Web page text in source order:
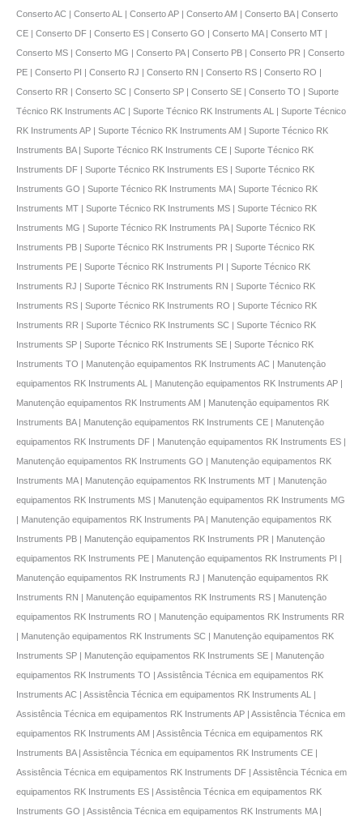
Conserto AC | Conserto AL | Conserto AP | Conserto AM | Conserto BA | Conserto
CE | Conserto DF | Conserto ES | Conserto GO | Conserto MA | Conserto MT |
Conserto MS | Conserto MG | Conserto PA | Conserto PB | Conserto PR | Conserto
PE | Conserto PI | Conserto RJ | Conserto RN | Conserto RS | Conserto RO |
Conserto RR | Conserto SC | Conserto SP | Conserto SE | Conserto TO | Suporte
Técnico RK Instruments AC | Suporte Técnico RK Instruments AL | Suporte Técnico
RK Instruments AP | Suporte Técnico RK Instruments AM | Suporte Técnico RK
Instruments BA | Suporte Técnico RK Instruments CE | Suporte Técnico RK
Instruments DF | Suporte Técnico RK Instruments ES | Suporte Técnico RK
Instruments GO | Suporte Técnico RK Instruments MA | Suporte Técnico RK
Instruments MT | Suporte Técnico RK Instruments MS | Suporte Técnico RK
Instruments MG | Suporte Técnico RK Instruments PA | Suporte Técnico RK
Instruments PB | Suporte Técnico RK Instruments PR | Suporte Técnico RK
Instruments PE | Suporte Técnico RK Instruments PI | Suporte Técnico RK
Instruments RJ | Suporte Técnico RK Instruments RN | Suporte Técnico RK
Instruments RS | Suporte Técnico RK Instruments RO | Suporte Técnico RK
Instruments RR | Suporte Técnico RK Instruments SC | Suporte Técnico RK
Instruments SP | Suporte Técnico RK Instruments SE | Suporte Técnico RK
Instruments TO | Manutençāo equipamentos RK Instruments AC | Manutençāo
equipamentos RK Instruments AL | Manutençāo equipamentos RK Instruments AP |
Manutençāo equipamentos RK Instruments AM | Manutençāo equipamentos RK
Instruments BA | Manutençāo equipamentos RK Instruments CE | Manutençāo
equipamentos RK Instruments DF | Manutençāo equipamentos RK Instruments ES |
Manutençāo equipamentos RK Instruments GO | Manutençāo equipamentos RK
Instruments MA | Manutençāo equipamentos RK Instruments MT | Manutençāo
equipamentos RK Instruments MS | Manutençāo equipamentos RK Instruments MG
| Manutençāo equipamentos RK Instruments PA | Manutençāo equipamentos RK
Instruments PB | Manutençāo equipamentos RK Instruments PR | Manutençāo
equipamentos RK Instruments PE | Manutençāo equipamentos RK Instruments PI |
Manutençāo equipamentos RK Instruments RJ | Manutençāo equipamentos RK
Instruments RN | Manutençāo equipamentos RK Instruments RS | Manutençāo
equipamentos RK Instruments RO | Manutençāo equipamentos RK Instruments RR
| Manutençāo equipamentos RK Instruments SC | Manutençāo equipamentos RK
Instruments SP | Manutençāo equipamentos RK Instruments SE | Manutençāo
equipamentos RK Instruments TO | Assistência Técnica em equipamentos RK
Instruments AC | Assistência Técnica em equipamentos RK Instruments AL |
Assistência Técnica em equipamentos RK Instruments AP | Assistência Técnica em
equipamentos RK Instruments AM | Assistência Técnica em equipamentos RK
Instruments BA | Assistência Técnica em equipamentos RK Instruments CE |
Assistência Técnica em equipamentos RK Instruments DF | Assistência Técnica em
equipamentos RK Instruments ES | Assistência Técnica em equipamentos RK
Instruments GO | Assistência Técnica em equipamentos RK Instruments MA |